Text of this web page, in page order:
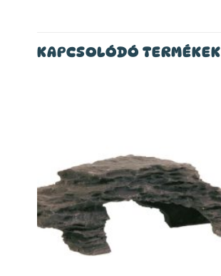
KAPCSOLÓDÓ TERMÉKEK